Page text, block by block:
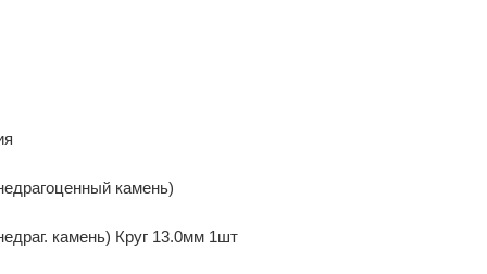
камень)
камень) Круг 13.0мм 1шт